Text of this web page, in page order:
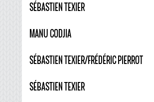
SÉBASTIEN TEXIER
MANU CODJIA
SÉBASTIEN TEXIER/FRÉDÉRIC PIERROT
SÉBASTIEN TEXIER